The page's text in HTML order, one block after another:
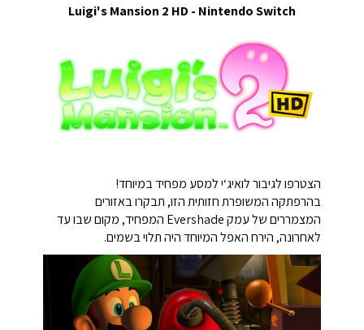
Luigi's Mansion 2 HD - Nintendo Switch
הצטרפו לגיבור לואיג‘י למסע מפחיד במיוחד!
בהרפתקה המשופרת חזותית הזו, תבקרו באזורים
המצמררים של עמק Evershade המפחיד, מקום שבו עד
לאחרונה, הירח האפל המיוחד היה תלוי בשמים.